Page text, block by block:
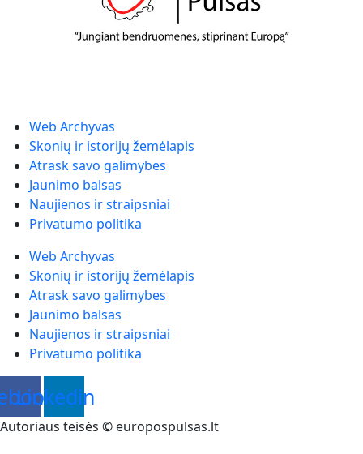
Web Archyvas
Skonių ir istorijų žemėlapis
Atrask savo galimybes
Jaunimo balsas
Naujienos ir straipsniai
Privatumo politika
Web Archyvas
Skonių ir istorijų žemėlapis
Atrask savo galimybes
Jaunimo balsas
Naujienos ir straipsniai
Privatumo politika
Linkedin
Autoriaus teisės © europospulsas.lt